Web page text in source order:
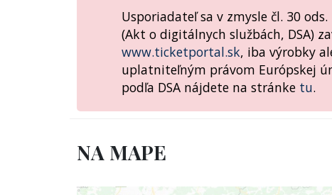
Usporiadateľ sa v zmysle čl. 30
(Akt o digitálnych službách, DSA)
www.ticketportal.sk, iba výrobky
uplatniteľným právom Európskej
podľa DSA nájdete na stránke tu.
NA MAPE